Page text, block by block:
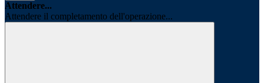
Attendere...
Attendere il completamento dell'operazione...